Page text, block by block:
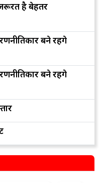
है बेहतर
बने रहेंगे
बने रहेंगे